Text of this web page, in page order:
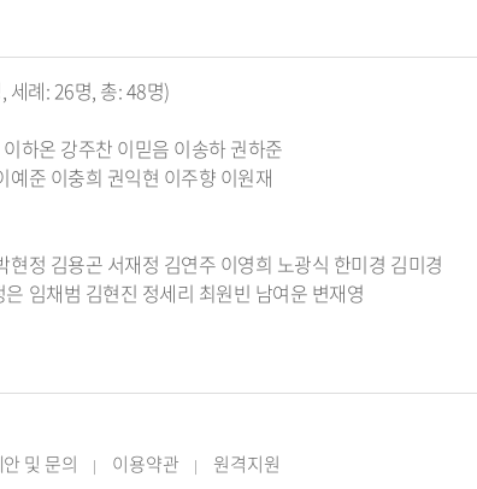
례: 26명, 총: 48명)
하온 강주찬 이믿음 이송하 권하준
준 이충희 권익현 이주향 이원재
정 김용곤 서재정 김연주 이영희 노광식 한미경 김미경
임채범 김현진 정세리 최원빈 남여운 변재영
안 및 문의 | 이용약관 | 원격지원